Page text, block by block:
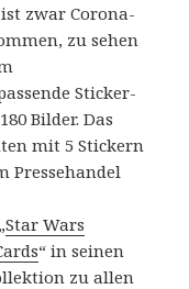
zwar Corona-
zu sehen
Sticker-
Bilder. Das
mit 5 Stickern
Pressehandel
Star Wars
“ in seinen
zu allen